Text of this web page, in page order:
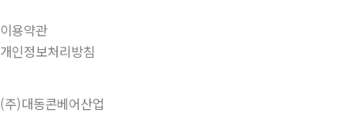
이용약관
개인정보처리방침
(주)대동콘베어산업